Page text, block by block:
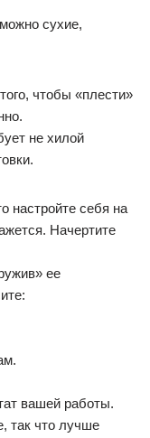
сухие,
чтобы «плести»
не хилой
настройте себя на
Начертите
ее
вашей работы.
так что лучше